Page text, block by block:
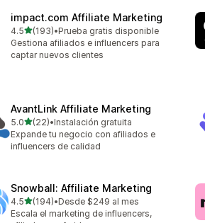
impact.com Affiliate Marketing
4.5de 5 estrellas
(193)
193 reseñas en total
•Prueba gratis disponible
Gestiona afiliados e influencers para
captar nuevos clientes
AvantLink Affiliate Marketing
5.0de 5 estrellas
(22)
22 reseñas en total
•Instalación gratuita
Expande tu negocio con afiliados e
influencers de calidad
Snowball: Affiliate Marketing
4.5de 5 estrellas
(194)
194 reseñas en total
•Desde $249 al mes
Escala el marketing de influencers,